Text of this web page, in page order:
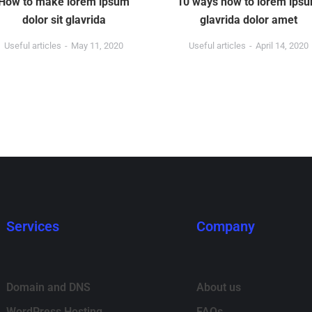
dolor sit glavrida
Useful articles May 11, 2020
glavrida dolor amet
Useful articles April 14, 2020
Services
Domain and DNS
Company
About us